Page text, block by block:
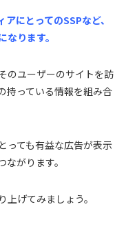
にとってのSSPなど、
ります。
のユーザーのサイトを訪
持っている情報を組み合
っても有益な広告が表示
がります。
げてみましょう。